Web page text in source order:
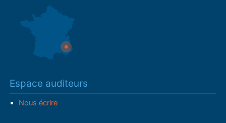
Espace auditeurs
Nous écrire